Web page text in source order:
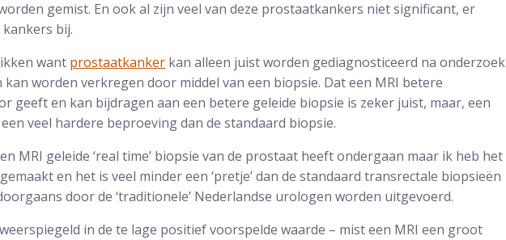
gemist. En ook al zijn veel van deze prostaatkankers niet significant, er
bij.
want prostaatkanker kan alleen juist worden gediagnosticeerd na onderzoek
kan worden verkregen door middel van een biopsie. Dat een MRI betere
geeft en kan bijdragen aan een betere geleide biopsie is zeker juist, maar, een
veel hardere beproeving dan de standaard biopsie.
MRI geleide ‘real time’ biopsie van de prostaat heeft ondergaan maar ik heb het
en het is veel minder een ‘pretje’ dan de standaard transrectale biopsieën
door de ‘traditionele’ Nederlandse urologen worden uitgevoerd.
in de te lage positief voorspelde waarde – mist een MRI een groot